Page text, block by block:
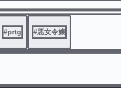
#prtg #悪女令嬢